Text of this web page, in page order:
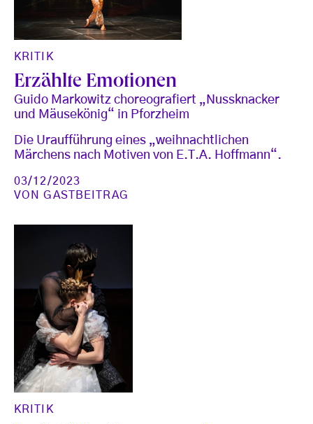
KRITIK
Erzählte Emotionen
Guido Markowitz choreografiert „Nussknacker
und Mäusekönig“ in Pforzheim
Die Uraufführung eines „weihnachtlichen
Märchens nach Motiven von E.T.A. Hoffmann“.
03/12/2023
VONGASTBEITRAG
KRITIK